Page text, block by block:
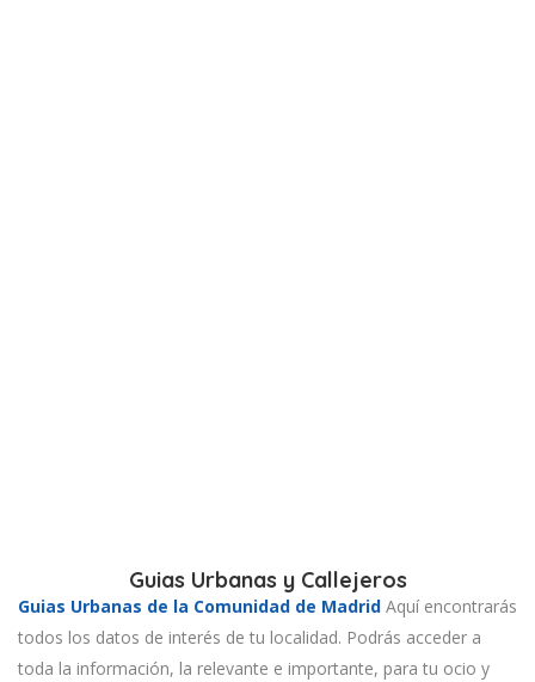
Guias Urbanas y Callejeros
Guias Urbanas de la Comunidad de Madrid Aquí encontrarás
todos los datos de interés de tu localidad. Podrás acceder a
toda la información, la relevante e importante, para tu ocio y